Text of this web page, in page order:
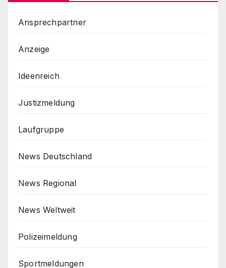
Ansprechpartner
Anzeige
Ideenreich
Justizmeldung
Laufgruppe
News Deutschland
News Regional
News Weltweit
Polizeimeldung
Sportmeldungen